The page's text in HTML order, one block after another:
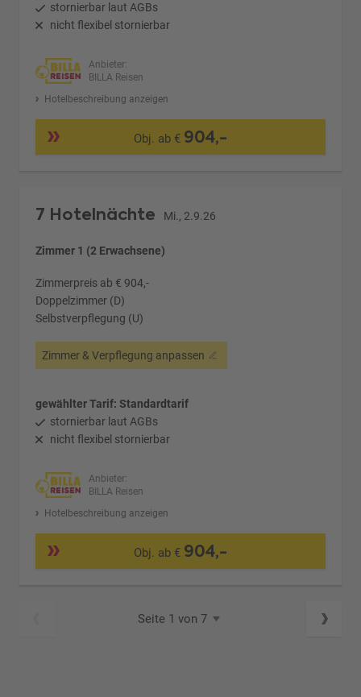
stornierbar laut AGBs
nicht flexibel stornierbar
Anbieter:
BILLA Reisen
Hotelbeschreibung anzeigen
Obj. ab € 904,-
7 Hotelnächte Mi., 2.9.26
Zimmer 1 (2 Erwachsene)
Zimmerpreis ab € 904,-
Doppelzimmer (D)
Selbstverpflegung (U)
Zimmer & Verpflegung anpassen
gewählter Tarif: Standardtarif
stornierbar laut AGBs
nicht flexibel stornierbar
Anbieter:
BILLA Reisen
Hotelbeschreibung anzeigen
Obj. ab € 904,-
Seite 1 von 7